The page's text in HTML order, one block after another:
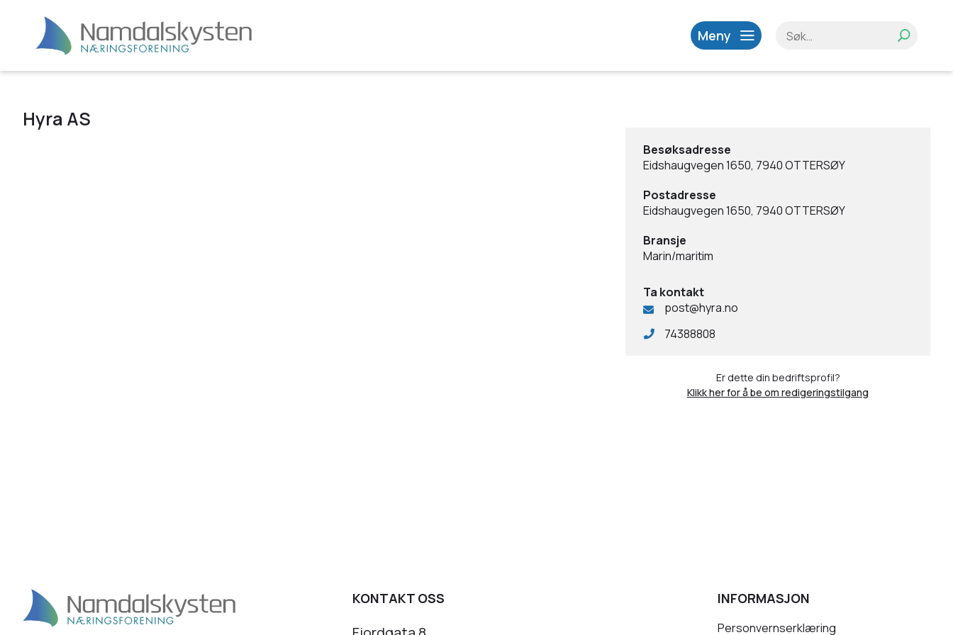
Meny
Hyra AS
Besøksadresse
Eidshaugvegen 1650, 7940 OTTERSØY
Postadresse
Eidshaugvegen 1650, 7940 OTTERSØY
Bransje
Marin/maritim
Ta kontakt
post@hyra.no
74388808
Er dette din bedriftsprofil?
Klikk her for å be om redigeringstilgang
KONTAKT OSS INFORMASJON
Personvernserklæring